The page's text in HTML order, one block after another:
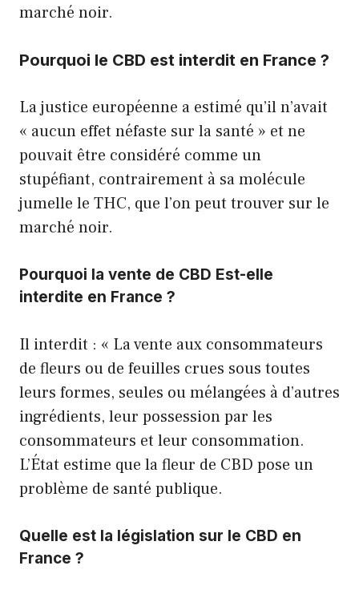
marché noir.
Pourquoi le CBD est interdit en France ?
La justice européenne a estimé qu’il n’avait
« aucun effet néfaste sur la santé » et ne
pouvait être considéré comme un
stupéfiant, contrairement à sa molécule
jumelle le THC, que l’on peut trouver sur le
marché noir.
Pourquoi la vente de CBD Est-elle
interdite en France ?
Il interdit : « La vente aux consommateurs
de fleurs ou de feuilles crues sous toutes
leurs formes, seules ou mélangées à d’autres
ingrédients, leur possession par les
consommateurs et leur consommation.
L’État estime que la fleur de CBD pose un
problème de santé publique.
Quelle est la législation sur le CBD en
France ?